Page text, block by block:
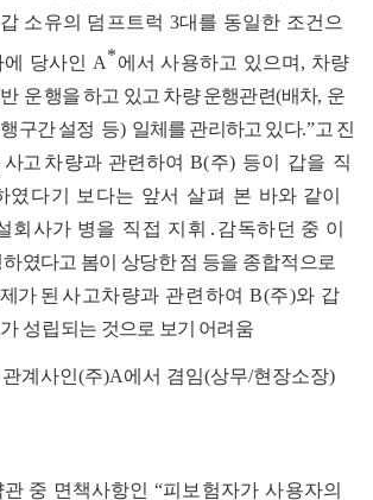
소유의 덤프트럭 3대를 동일한 조건으
에 당사인 A*에서 사용하고 있으며 , 차량
운행을 하고 있고 차량 운행관련(배차, 운
구간 설정 등) 일체를 관리하고 있다.”고 진
사고 차량과 관련하여 B(주) 등이 갑을 직
였다기 보다는 앞서 살펴 본 바와 같이
회사가 병을 직접 지휘 ․ 감독하던 중 이
하였다고 봄이 상당한 점 등을 종합적으로
제가 된 사고차량과 관련하여B(주)와 갑
성립되 는 것으로 보기 어려움
계사인(주)A에서 겸임(상무/현장소장)
관 중 면책사항인 “피보험자가 사용자의